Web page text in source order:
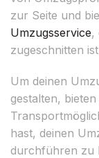
zur Seite und
Umzugsservice,
zugeschnitten
Um deinen
gestalten,
hast, deinen
durchführen zu